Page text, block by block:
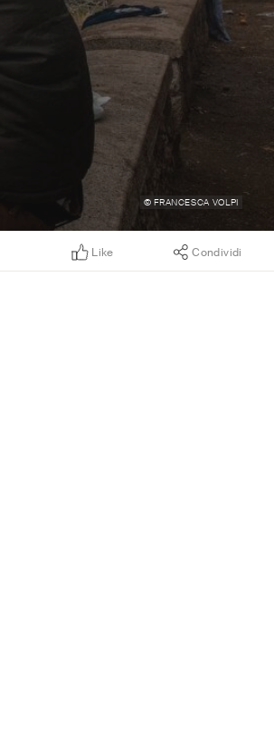
© FRANCESCA VOLPI
Like Condividi